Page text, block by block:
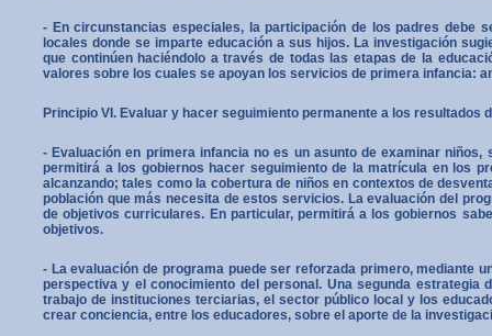
- En circunstancias especiales, la participación de los padres debe
locales donde se imparte educación a sus hijos. La investigación
que continúen haciéndolo a través de todas las etapas de la
valores sobre los cuales se apoyan los servicios de primera infancia:
Principio VI. Evaluar y hacer seguimiento permanente a los
- Evaluación en primera infancia no es un asunto de examinar
permitirá a los gobiernos hacer seguimiento de la matrícula en los
alcanzando; tales como la cobertura de niños en contextos de
población que más necesita de estos servicios. La evalua­ción del
de objetivos curriculares. En particular, permitirá a los gobiernos
objetivos.
- La evaluación de programa puede ser reforzada primero, mediante
perspectiva y el conocimiento del personal. Una segunda
trabajo de instituciones terciarias, el sector público local y los
crear conciencia, entre los educadores, sobre el apor­te de la